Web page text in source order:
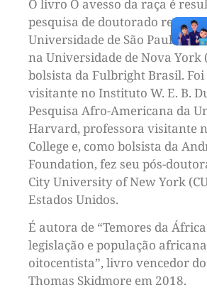
O livro O avesso da raça é
pesquisa de doutorado
Universidade de São Paulo
na Universidade de Nova York
bolsista da Fulbright Brasil.
visitante no Instituto W. E. B.
Pesquisa Afro-Americana da
Harvard, professora visitante
College e, como bolsista da
Foundation, fez seu pós-
City University of New York
Estados Unidos.
É autora de “Temores da
legislação e população
oitocentista”, livro vencedor
Thomas Skidmore em 2018.